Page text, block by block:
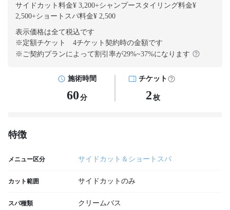
サイドカット料金¥ 3,200+シャンプースタイリング料金¥
2,500+ショートスパ料金¥ 2,500
表示価格は全て税込です
※定額チケット 4チケット契約時の金額です
※ご契約プランによって割引率が29%~37%になります
施術時間
60 分
チケット
2 枚
特徴
メニュー区分 サイドカット＆ショートスパ
カット範囲 サイドカットのみ
スパ種類 クリームバス